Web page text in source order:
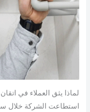
لماذا يثق العملاء في
استطاعت الشركة خلال